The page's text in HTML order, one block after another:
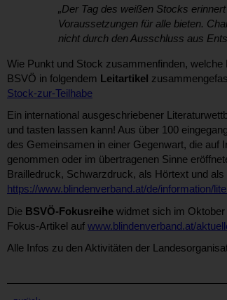
„Der Tag des weißen Stocks
Voraussetzungen für alle bieten.
nicht durch den Ausschluss aus
Wie Punkt und Stock zusammenfinden,
BSVÖ in folgendem Leitartikel
Stock-zur-Teilhabe
Ein international ausgeschriebener
und tasten lassen kann! Aus über 100
des Gemeinsamen in einer Gegenwart, die auf
genommen oder im übertragenen Sinne
Brailledruck, Schwarzdruck, als Hörtext und
https://www.blindenverband.at/de/information/
Die BSVÖ-Fokusreihe widmet sich im
Fokus-Artikel auf www.blindenverband.at/
Alle Infos zu den Aktivitäten der